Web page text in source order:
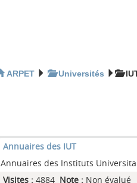
ARPET Universités
Annuaires des IUT
Annuaires des Instituts
Visites : 4884 Note : Non évalué